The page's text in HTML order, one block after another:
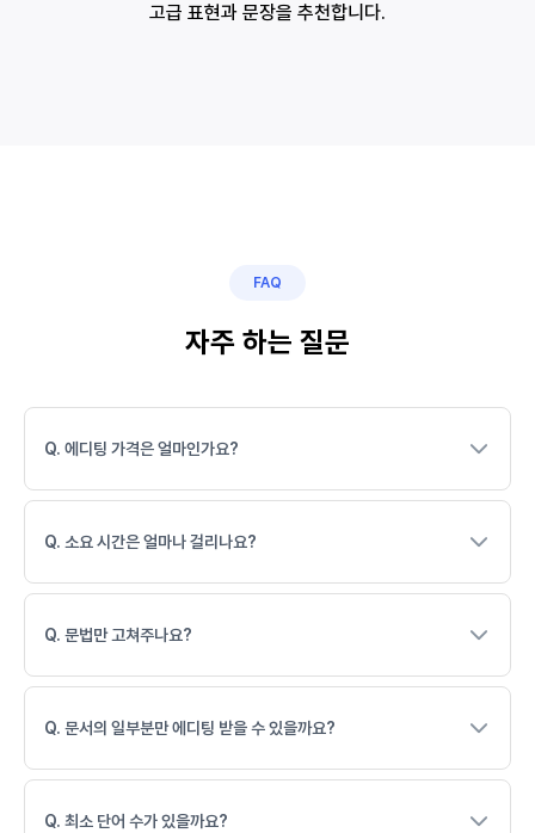
고급 표현과 문장을 추천합니다.
FAQ
자주 하는 질문
Q. 에디팅 가격은 얼마인가요?
Q. 소요 시간은 얼마나 걸리나요?
Q. 문법만 고쳐주나요?
Q. 문서의 일부분만 에디팅 받을 수 있을까요?
Q. 최소 단어 수가 있을까요?